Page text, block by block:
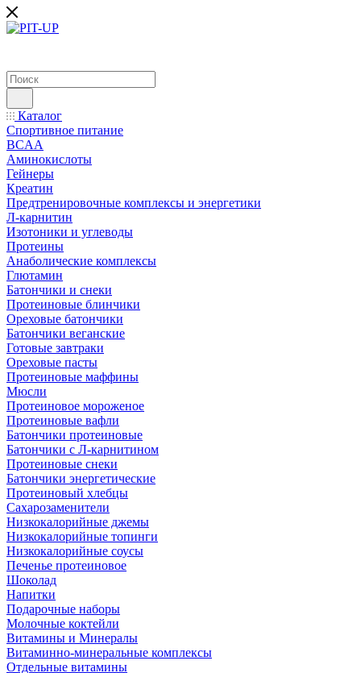
Каталог
Спортивное питание
BCAA
Аминокислоты
Гейнеры
Креатин
Предтренировочные комплексы и энергетики
Л-карнитин
Изотоники и углеводы
Протеины
Анаболические комплексы
Глютамин
Батончики и снеки
Протеиновые блинчики
Ореховые батончики
Батончики веганские
Готовые завтраки
Ореховые пасты
Протеиновые маффины
Мюсли
Протеиновое мороженое
Протеиновые вафли
Батончики протеиновые
Батончики с Л-карнитином
Протеиновые снеки
Батончики энергетические
Протеиновый хлебцы
Сахарозаменители
Низкокалорийные джемы
Низкокалорийные топинги
Низкокалорийные соусы
Печенье протеиновое
Шоколад
Напитки
Подарочные наборы
Молочные коктейли
Витамины и Минералы
Витаминно-минеральные комплексы
Отдельные витамины